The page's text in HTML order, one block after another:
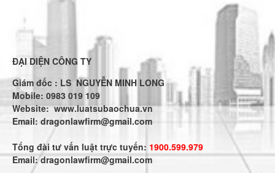
ĐẠI DIỆN CÔNG TY
Giám đốc : LS NGUYỄN MINH LONG
Mobile: 0983 019 109
Website:www.luatsubaochua.vn
Email: dragonlawfirm@gmail.com
Tổng đài tư vấn luật trực tuyến: 1900.599.979
Email:dragonlawfirm@gmail.com